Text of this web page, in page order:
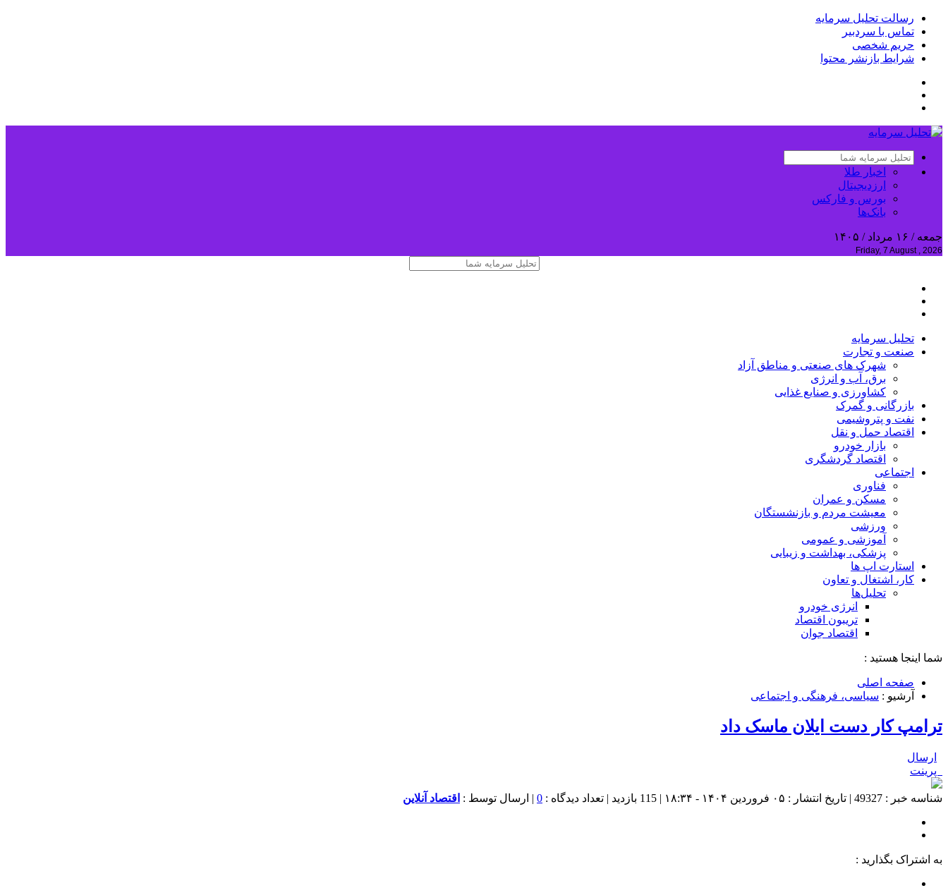
رسالت تحلیل سرمایه
تماس با سردبیر
حریم شخصی
شرایط بازنشر محتوا
اخبار طلا
ارزدیجیتال
بورس و فارکس
بانک‌ها
جمعه / ۱۶ مرداد / ۱۴۰۵
Friday, 7 August , 2026
تحلیل‌ سرمایه
صنعت و تجارت
شهرک های صنعتی و مناطق آزاد
برق، آب و انرژی
کشاورزی و صنایع غذایی
بازرگانی و گمرک
نفت و پتروشیمی
اقتصاد حمل و نقل
بازار خودرو
اقتصاد گردشگری
اجتماعی
فناوری
مسکن و عمران
معیشت مردم و بازنشستگان
ورزشی
آموزشی و عمومی
پزشکی، بهداشت و زیبایی
استارت اپ ها
کار، اشتغال و تعاون
تحلیل‌ها
انرژی خودرو
تریبون اقتصاد
اقتصاد جوان
شما اینجا هستید :
صفحه اصلی
آرشیو : سیاسی، فرهنگی و اجتماعی
ترامپ کار دست ایلان ماسک داد
ارسال
پرینت
شناسه خبر : 49327 | تاریخ انتشار : ۰۵ فروردین ۱۴۰۴ - ۱۸:۳۴ | 115 بازدید | تعداد دیدگاه : 0 | ارسال توسط : اقتصاد آنلاین
به اشتراک بگذارید :